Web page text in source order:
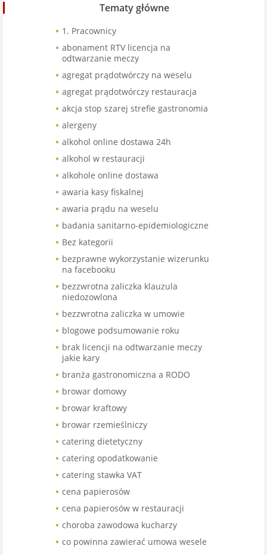
Tematy główne
1. Pracownicy
abonament RTV licencja na
odtwarzanie meczy
agregat prądotwórczy na weselu
agregat prądotwórczy restauracja
akcja stop szarej strefie gastronomia
alergeny
alkohol online dostawa 24h
alkohol w restauracji
alkohole online dostawa
awaria kasy fiskalnej
awaria prądu na weselu
badania sanitarno-epidemiologiczne
Bez kategorii
bezprawne wykorzystanie wizerunku
na facebooku
bezzwrotna zaliczka klauzula
niedozowlona
bezzwrotna zaliczka w umowie
blogowe podsumowanie roku
brak licencji na odtwarzanie meczy
jakie kary
branża gastronomiczna a RODO
browar domowy
browar kraftowy
browar rzemieślniczy
catering dietetyczny
catering opodatkowanie
catering stawka VAT
cena papierosów
cena papierosów w restauracji
choroba zawodowa kucharzy
co powinna zawierać umowa wesele